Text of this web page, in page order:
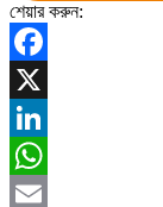
শেয়ার করুন:
Facebook
X
LinkedIn
WhatsApp